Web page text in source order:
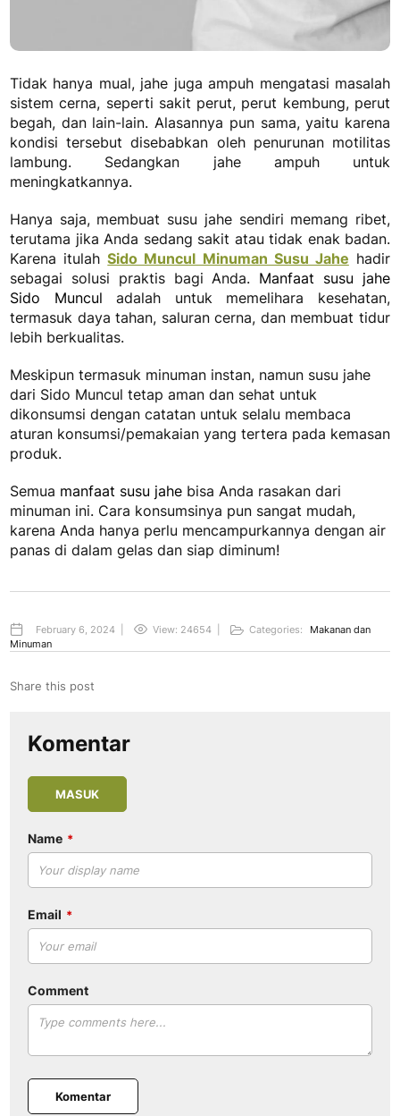
Tidak hanya mual, jahe juga ampuh mengatasi masalah
sistem cerna, seperti sakit perut, perut kembung, perut
begah, dan lain-lain. Alasannya pun sama, yaitu karena
kondisi tersebut disebabkan oleh penurunan motilitas
lambung. Sedangkan jahe ampuh untuk
meningkatkannya.
Hanya saja, membuat susu jahe sendiri memang ribet,
terutama jika Anda sedang sakit atau tidak enak badan.
Karena itulahSido Muncul Minuman Susu Jahe hadir
sebagai solusi praktis bagi Anda. Manfaat susu jahe
Sido Muncul adalah untuk memelihara kesehatan,
termasuk daya tahan, saluran cerna, dan membuat tidur
lebih berkualitas.
Meskipun termasuk minuman instan, namun susu jahe
dari Sido Muncul tetap aman dan sehat untuk
dikonsumsi dengan catatan untuk selalu membaca
aturan konsumsi/pemakaian yang tertera pada kemasan
produk.
Semua manfaat susu jahe bisa Anda rasakan dari
minuman ini. Cara konsumsinya pun sangat mudah,
karena Anda hanya perlu mencampurkannya dengan air
panas di dalam gelas dan siap diminum!
February 6, 2024 View: 24654 Categories:
Makanan dan
Minuman
Share this post
Komentar
MASUK
Name
Email
Comment
Komentar